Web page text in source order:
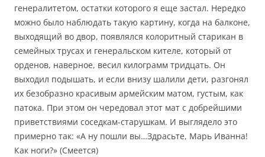
генералитетом, остатки которого я еще застал. Нередко
можно было наблюдать такую картину, когда на балконе,
выходящий во двор, появлялся колоритный старикан в
семейных трусах и генеральском кителе, который от
орденов, наверное, весил килограмм тридцать. Он
выходил подышать, и если внизу шалили дети, разгонял
их безобразно красивым армейским матом, густым, как
патока. При этом он чередовал этот мат с добрейшими
приветствиями соседкам-старушкам. И выглядело это
примерно так: «А ну пошли вы…Здрасьте, Марь Иванна!
Как ноги?» (Смеется)